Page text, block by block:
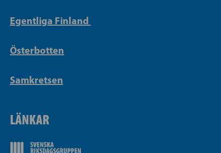
Egentliga Finland
Österbotten
Samkretsen
LÄNKAR